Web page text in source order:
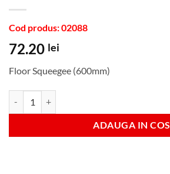
Cod produs: 02088
72.20 lei
Floor Squeegee (600mm)
ADAUGA IN COS